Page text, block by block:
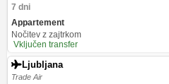
7 dni
Appartement
Nočitev z zajtrkom
Vključen transfer
Ljubljana
Trade Air